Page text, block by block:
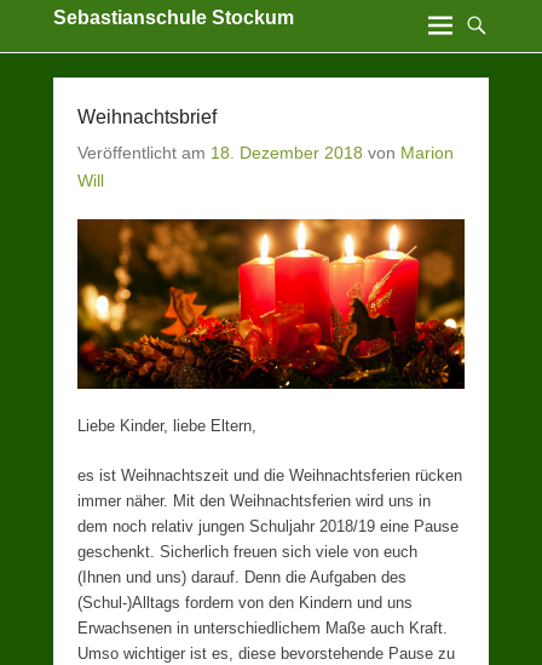
Sebastianschule Stockum
Weihnachtsbrief
Veröffentlicht am 18. Dezember 2018 von Marion
Will
Liebe Kinder, liebe Eltern,
es ist Weihnachtszeit und die Weihnachtsferien rücken
immer näher. Mit den Weihnachtsferien wird uns in
dem noch relativ jungen Schuljahr 2018/19 eine Pause
geschenkt. Sicherlich freuen sich viele von euch
(Ihnen und uns) darauf. Denn die Aufgaben des
(Schul-)Alltags fordern von den Kindern und uns
Erwachsenen in unterschiedlichem Maße auch Kraft.
Umso wichtiger ist es, diese bevorstehende Pause zu